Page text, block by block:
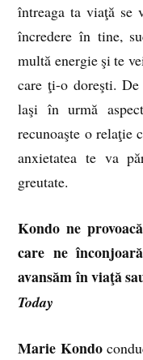
întreaga ta viaţă se
încredere în tine,
multă energie şi te
care ţi-o doreşti.
laşi în urmă
recunoaşte o relaţie
anxietatea te va
greutate.
Kondo ne
care ne
avansăm în viaţă
Today
Marie Kondo